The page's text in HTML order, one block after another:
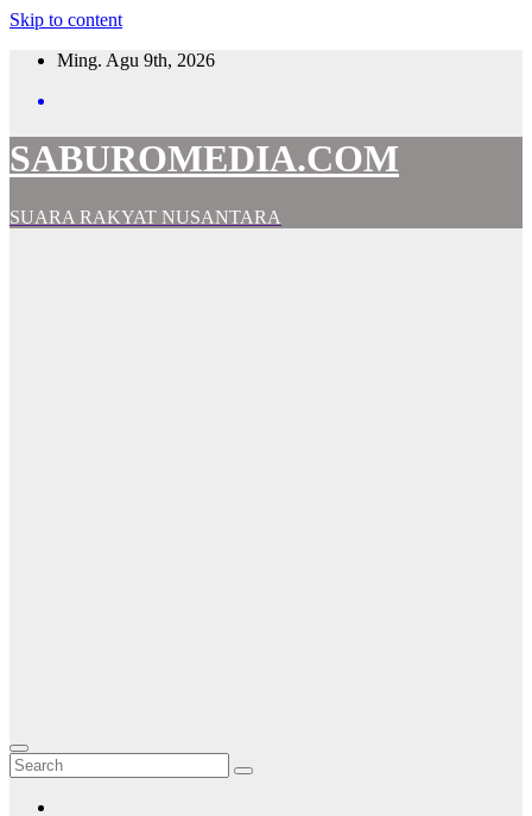
Skip to content
Ming. Agu 9th, 2026
SABUROMEDIA.COM
SUARA RAKYAT NUSANTARA